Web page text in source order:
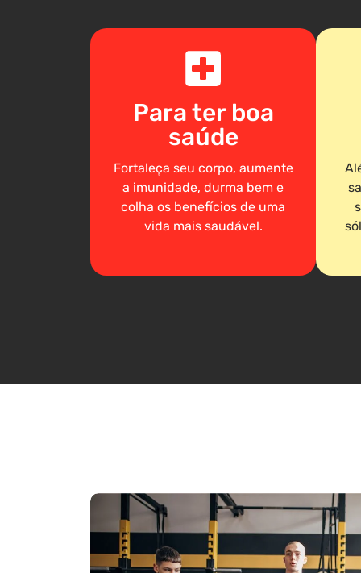
Para ter boa
saúde
Fortaleça seu corpo, aumente
a imunidade, durma bem e
colha os benefícios de uma
vida mais saudável.